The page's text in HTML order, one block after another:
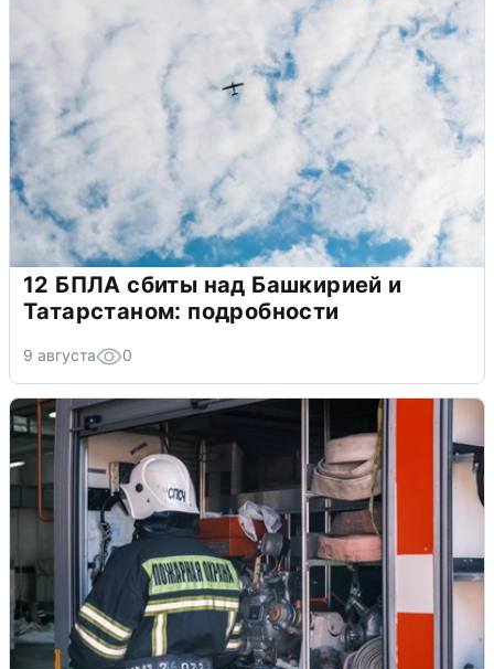
12 БПЛА сбиты над Башкирией и
Татарстаном: подробности
9 августа 0